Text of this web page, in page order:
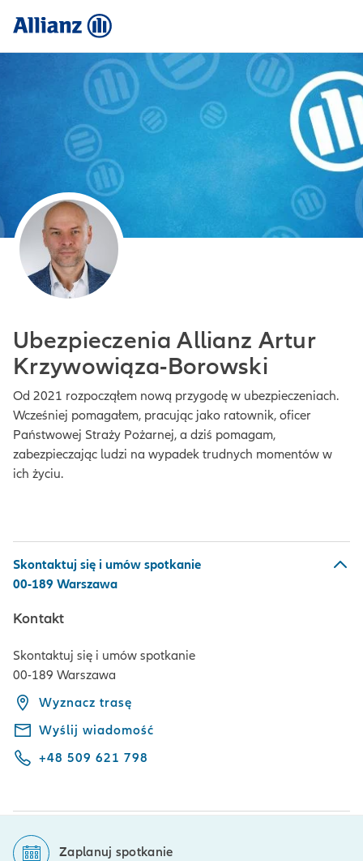
Ubezpieczenia Allianz Artur
Krzywowiąza-Borowski
Od 2021 rozpocząłem nową przygodę w ubezpieczeniach.
Wcześniej pomagałem, pracując jako ratownik, oficer
Państwowej Straży Pożarnej, a dziś pomagam,
zabezpieczając ludzi na wypadek trudnych momentów w
ich życiu.
Skontaktuj się i umów spotkanie
00-189 Warszawa
Kontakt
Skontaktuj się i umów spotkanie
00-189 Warszawa
Wyznacz trasę
Wyślij wiadomość
+48 509 621 798
Zaplanuj spotkanie